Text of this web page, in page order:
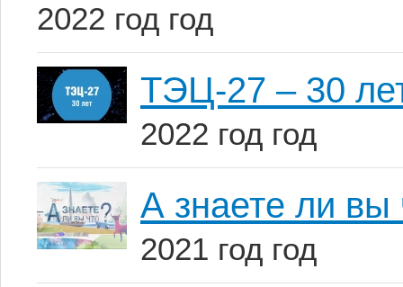
2022 год год
ТЭЦ-27 – 30
2022 год год
А знаете ли вы
2021 год год